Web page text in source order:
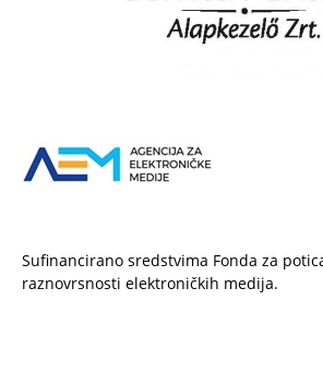
Sufinancirano sredstvima Fonda za
raznovrsnosti elektroničkih medija.